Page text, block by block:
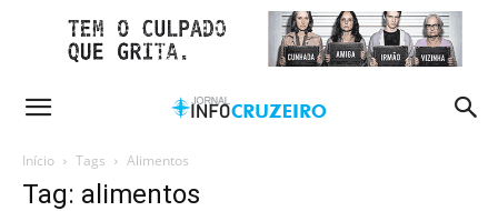
Início Tags Alimentos
Tag: alimentos